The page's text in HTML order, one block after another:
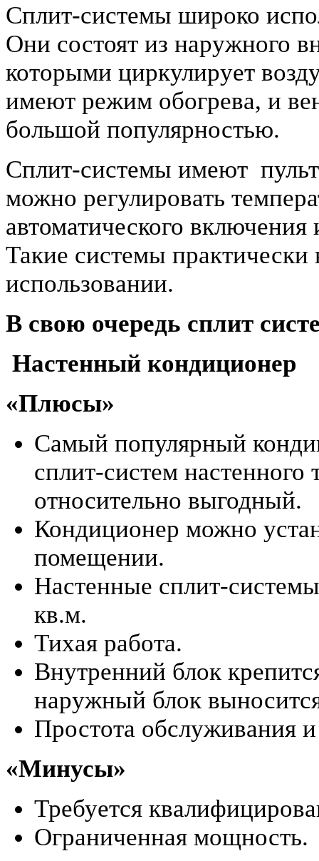
Сплит-системы широко
Они состоят из наружного
которыми циркулирует
имеют режим обогрева, и
большой популярностью.
Сплит-системы имеют
можно регулировать
автоматического
Такие системы
использовании.
В свою очередь сплит
Настенный кондиционер
«Плюсы»
Самый популярный
сплит-систем настенного
относительно выгодный.
Кондиционер можно
помещении.
Настенные сплит-
кв.м.
Тихая работа.
Внутренний блок
наружный блок
Простота обслуживания
«Минусы»
Требуется
Ограниченная мощность.